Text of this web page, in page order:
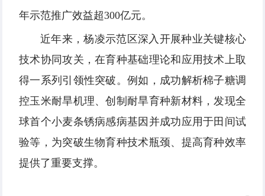
年示范推广效益超300亿元。
近年来，杨凌示范区深入开展种业关键核心
技术协同攻关，在育种基础理论和应用技术上取
得一系列引领性突破。例如，成功解析棉子糖调
控玉米耐旱机理、创制耐旱育种新材料，发现全
球首个小麦条锈病感病基因并成功应用于田间试
验等，为突破生物育种技术瓶颈、提高育种效率
提供了重要支撑。